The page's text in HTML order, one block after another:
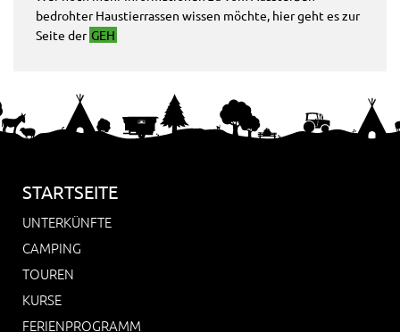
bedrohter Haustierrassen wissen möchte, hier geht es zur
Seite der GEH
STARTSEITE
UNTERKÜNFTE
CAMPING
TOUREN
KURSE
FERIENPROGRAMM